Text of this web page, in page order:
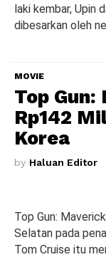
laki kembar, Upin
dibesarkan oleh
MOVIE
Top
Rp142
Korea
by Haluan Editor
Top Gun:
Selatan pada
Tom Cruise itu